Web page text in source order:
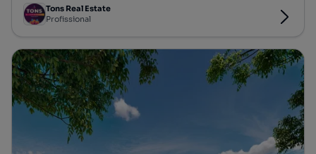
Tons Real Estate
Profissional